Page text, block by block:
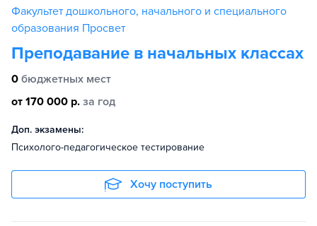
Факультет дошкольного, начального и специального
образования Просвет
Преподавание в начальных классах
0 бюджетных мест
от 170 000 р. за год
Доп. экзамены:
Психолого-педагогическое тестирование
Хочу поступить